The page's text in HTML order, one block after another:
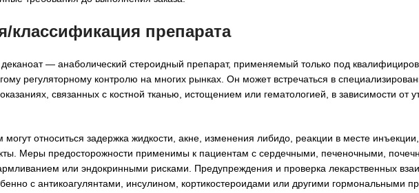
классификация препарата
— анаболический стероидный препарат, применяемый только под
регуляторному контролю на многих рынках. Он может встречаться в
связанных с костной тканью, истощением или гематологией, в зависимости от
относиться задержка жидкости, акне, изменения либидо, реакции в месте
Меры предосторожности применимы к пациентам с сердечными, печеночными,
или эндокринными рисками. Предупреждения и проверка лекарственных
с антикоагулянтами, инсулином, кортикостероидами или другими гормональными